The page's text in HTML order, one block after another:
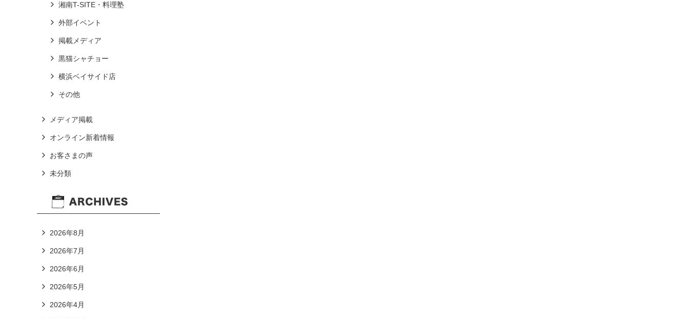
湘南T-SITE・料理塾
外部イベント
掲載メディア
黒猫シャチョー
横浜ベイサイド店
その他
メディア掲載
オンライン新着情報
お客さまの声
未分類
2026年8月
2026年7月
2026年6月
2026年5月
2026年4月